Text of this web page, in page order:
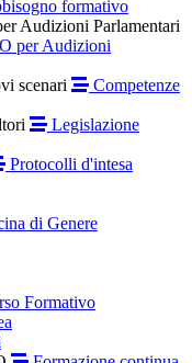
formativo
Audizioni Parlamentari
per Audizioni
scenari
Competenze
Legislazione
Protocolli d'intesa
di Genere
Formativo